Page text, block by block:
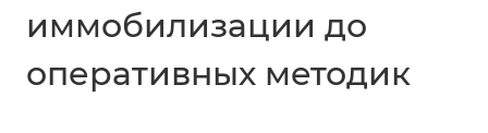
иммобилизации до
оперативных методик